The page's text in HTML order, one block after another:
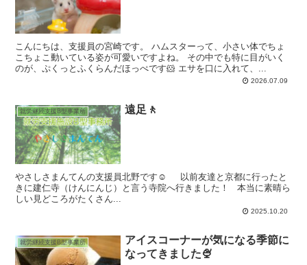
こんにちは、支援員の宮崎です。 ハムスターって、小さい体でちょ
こちょこ動いている姿が可愛いですよね。 その中でも特に目がいく
のが、ぷくっとふくらんだほっぺです🐹 エサを口に入れて、...
2026.07.09
就労継続支援B型事業所 遠足🚶
やさしさまんてんの支援員北野です☺️ 以前友達と京都に行ったと
きに建仁寺（けんにんじ）と言う寺院へ行きました！ 本当に素晴ら
しい見どころがたくさん...
2025.10.20
就労継続支援B型事業所
アイスコーナーが気になる季節に
なってきました🍨